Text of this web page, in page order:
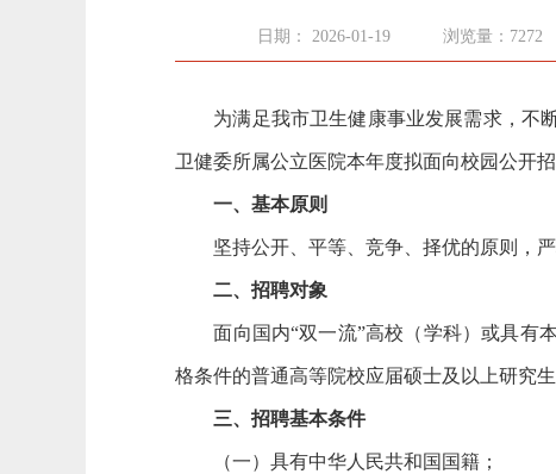
日期： 2026-01-19 浏览量：7272
为满足我市卫生健康事业发展需求，不断
卫健委所属公立医院本年度拟面向校园公开
一、基本原则
坚持公开、平等、竞争、择优的原则，严
二、招聘对象
面向国内“双一流”高校（学科）或具有本
格条件的普通高等院校应届硕士及以上研究生
三、招聘基本条件
（一）具有中华人民共和国国籍；